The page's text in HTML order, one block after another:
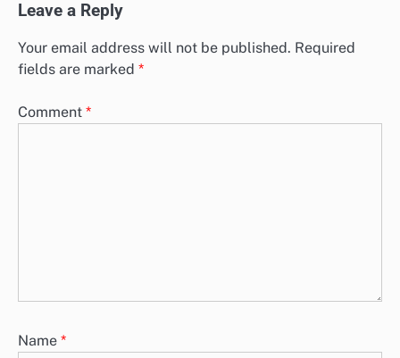
Leave a Reply
Your email address will not be published. Required
fields are marked *
Comment *
Name *